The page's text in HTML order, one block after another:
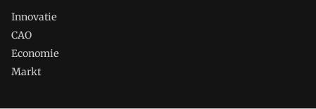
Innovatie
CAO
Economie
Markt